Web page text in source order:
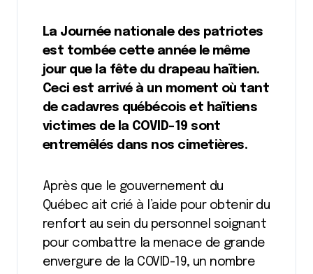
La Journée nationale des patriotes
est tombée cette année le même
jour que la fête du drapeau haïtien.
Ceci est arrivé à un moment où tant
de cadavres québécois et haïtiens
victimes de la COVID-19 sont
entremêlés dans nos cimetières.
Après que le gouvernement du
Québec ait crié à l’aide pour obtenir du
renfort au sein du personnel soignant
pour combattre la menace de grande
envergure de la COVID-19, un nombre